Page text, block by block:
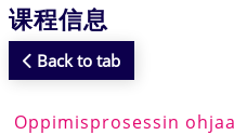
课程信息
Back to tab
Oppimisprosessin